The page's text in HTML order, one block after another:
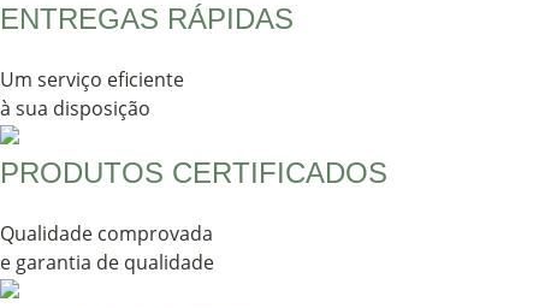
ENTREGAS RÁPIDAS
Um serviço eficiente
à sua disposição
PRODUTOS CERTIFICADOS
Qualidade comprovada
e garantia de qualidade